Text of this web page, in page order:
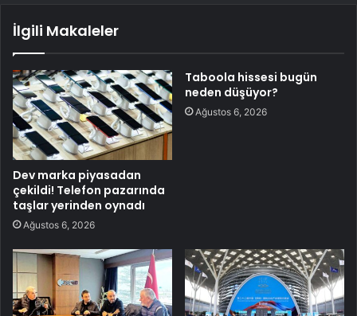
İlgili Makaleler
Dev marka piyasadan
çekildi! Telefon pazarında
taşlar yerinden oynadı
Ağustos 6, 2026
Taboola hissesi bugün
neden düşüyor?
Ağustos 6, 2026